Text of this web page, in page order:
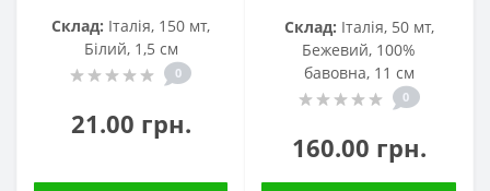
Склад: Італія, 150 мт,
Білий, 1,5 см
0
21.00 грн.
Склад: Італія, 50 мт,
Бежевий, 100%
бавовна, 11 см
0
160.00 грн.